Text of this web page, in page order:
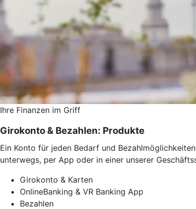
Ihre Finanzen im Griff
Girokonto & Bezahlen: Produkte
Ein Konto für jeden Bedarf und
unterwegs, per App oder in einer unserer
Girokonto & Karten
OnlineBanking & VR Banking App
Bezahlen